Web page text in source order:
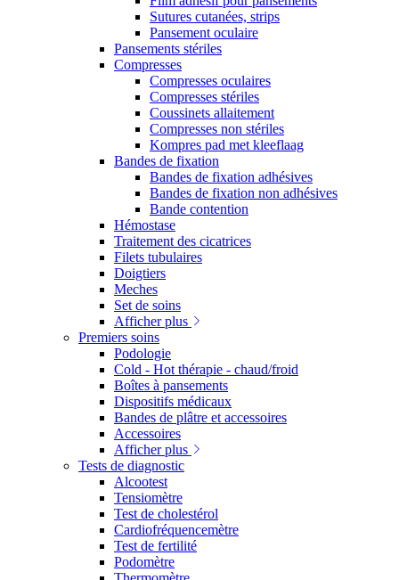
Sutures cutanées, strips
Pansement oculaire
Pansements stériles
Compresses
Compresses oculaires
Compresses stériles
Coussinets allaitement
Compresses non stériles
Kompres pad met kleeflaag
Bandes de fixation
Bandes de fixation adhésives
Bandes de fixation non adhésives
Bande contention
Hémostase
Traitement des cicatrices
Filets tubulaires
Doigtiers
Meches
Set de soins
Afficher plus
Premiers soins
Podologie
Cold - Hot thérapie - chaud/froid
Boîtes à pansements
Dispositifs médicaux
Bandes de plâtre et accessoires
Accessoires
Afficher plus
Tests de diagnostic
Alcootest
Tensiomètre
Test de cholestérol
Cardiofréquencemètre
Test de fertilité
Podomètre